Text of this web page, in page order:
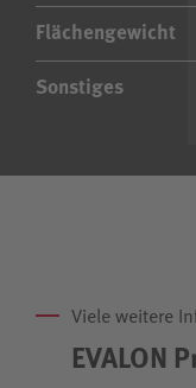
Flächengewicht
Sonstiges
Viele weitere
EVALON